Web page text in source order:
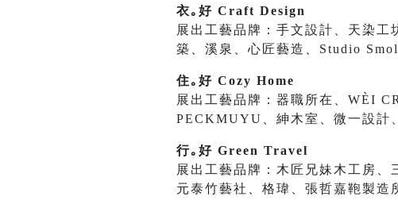
衣｡好 Craft Design
展出工藝品牌：手文設計、天染
築、溪泉、心匠藝造、Studio
住｡好 Cozy Home
展出工藝品牌：器職所在、WÈI
PECKMUYU、紳木室、微一設計
行｡好 Green Travel
展出工藝品牌：木匠兄妹木工房
元泰竹藝社、格瑋、張哲嘉鞄製造